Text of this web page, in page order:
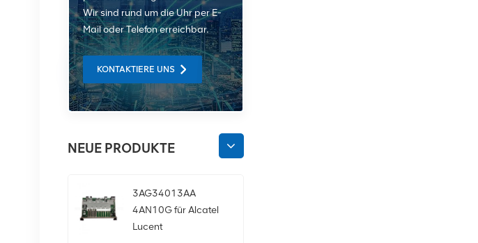
Wir sind rund um die Uhr per E-
Mail oder Telefon erreichbar.
KONTAKTIERE UNS
NEUE PRODUKTE
3AG34013AA
4AN10G für Alcatel
Lucent